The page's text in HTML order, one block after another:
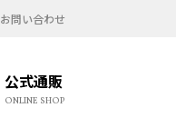
お問い合わせ
公式通販
ONLINE SHOP